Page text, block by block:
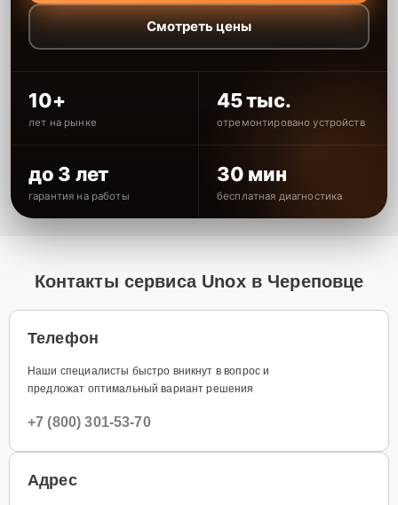
Смотреть цены
10+
лет на рынке
45 тыс.
отремонтировано устройств
до 3 лет
гарантия на работы
30 мин
бесплатная диагностика
Контакты сервиса Unox в Череповце
Телефон
Наши специалисты быстро вникнут в вопрос и
предложат оптимальный вариант решения
+7 (800) 301-53-70
Адрес